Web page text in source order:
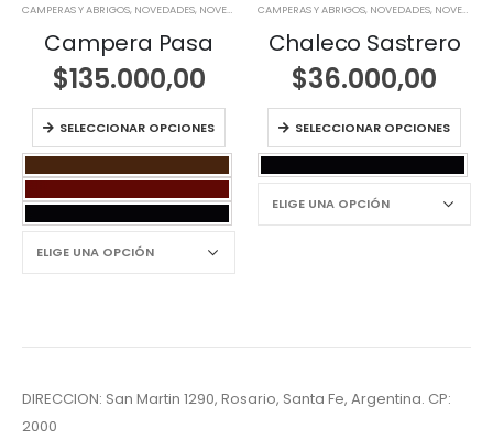
CAMPERAS Y ABRIGOS, NOVEDADES, NOVEDADES
Campera Pasa
$135.000,00
SELECCIONAR OPCIONES
CAMPERAS Y ABRIGOS, NOVEDADES, NOVEDADES
Chaleco Sastrero
$36.000,00
SELECCIONAR OPCIONES
DIRECCION: San Martin 1290, Rosario, Santa Fe, Argentina. CP:
2000